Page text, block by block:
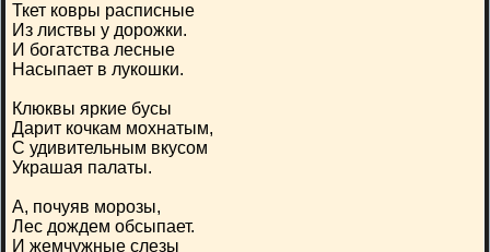
Ткет ковры расписные
Из листвы у дорожки.
И богатства лесные
Насыпает в лукошки.
Клюквы яркие бусы
Дарит кочкам мохнатым,
С удивительным вкусом
Украшая палаты.
А, почуяв морозы,
Лес дождем обсыпает.
И жемчужные слезы